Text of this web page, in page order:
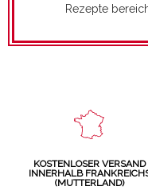
Rezepte
KOSTENLOSER VERSAND
INNERHALB
(MUTTERLAND)